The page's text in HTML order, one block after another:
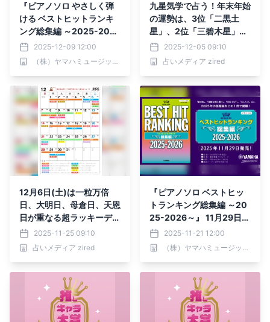
『ピアノソロ やさしく弾
ける ベストヒットランキ
ング総集編 ～2025-2026
～』 12月16日発売！
2025-12-09 12:00
（株）ヤマハミュージックエンタテインメントホールディングス
九星気学で占う！年末年始
の運勢は、3位「二黒土
星」、2位「三碧木星」、
1位「五黄土星」。占いメ
ディアのziredがランキン
グを発表
2025-12-05 09:10
占いメディア zired
12月6日(土)は一粒万倍
日、大明日、母倉日、天恩
日が重なる超ラッキーデ
イ！縁起のいい日がわかる
『吉日カレンダー2025年
12月版』をziredが無料ダ
2025-11-25 09:10
占いメディア zired
『ピアノソロ ベストヒッ
トランキング総集編 ～20
25-2026～』 11月29日発
売！2025-11-21 12:00
（株）ヤマハミュージックエンタテインメントホールディングス